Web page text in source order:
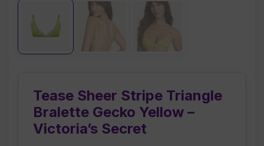
Tease Sheer Stripe Triangle
Bralette Gecko Yellow –
Victoria’s Secret